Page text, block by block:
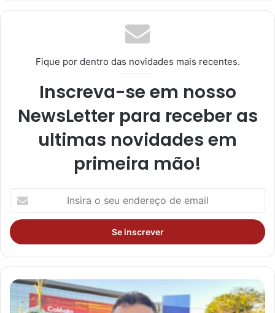
ra
m
Fique por dentro das novidades mais recentes.
Inscreva-se em nosso
NewsLetter para receber as
ultimas novidades em
primeira mão!
s
i
a
s